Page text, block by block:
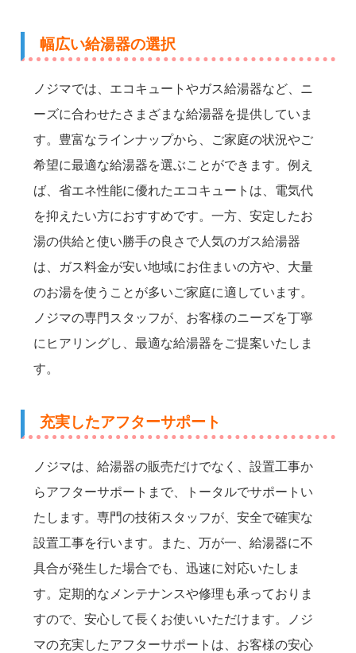
幅広い給湯器の選択
ノジマでは、エコキュートやガス給湯器など、ニ
ーズに合わせたさまざまな給湯器を提供していま
す。豊富なラインナップから、ご家庭の状況やご
希望に最適な給湯器を選ぶことができます。例え
ば、省エネ性能に優れたエコキュートは、電気代
を抑えたい方におすすめです。一方、安定したお
湯の供給と使い勝手の良さで人気のガス給湯器
は、ガス料金が安い地域にお住まいの方や、大量
のお湯を使うことが多いご家庭に適しています。
ノジマの専門スタッフが、お客様のニーズを丁寧
にヒアリングし、最適な給湯器をご提案いたしま
す。
充実したアフターサポート
ノジマは、給湯器の販売だけでなく、設置工事か
らアフターサポートまで、トータルでサポートい
たします。専門の技術スタッフが、安全で確実な
設置工事を行います。また、万が一、給湯器に不
具合が発生した場合でも、迅速に対応いたしま
す。定期的なメンテナンスや修理も承っておりま
すので、安心して長くお使いいただけます。ノジ
マの充実したアフターサポートは、お客様の安心